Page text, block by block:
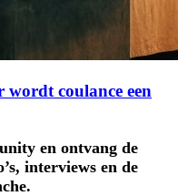
coulance een
en ontvang de
interviews en de